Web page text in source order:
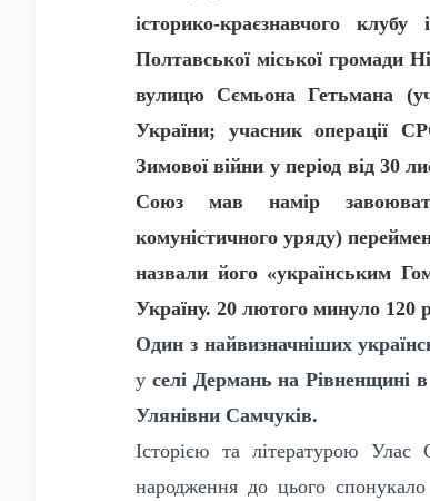
історико-краєзнавчого
Полтавської міської громади
вулицю Сємьона Гетьмана
України; учасник операції
Зимової війни у період від 30
Союз мав намір
комуністичного уряду)
назвали його «українським
Україну. 20 лютого минуло 120
Один з найвизначніших
у селі Дермань на Рівненщині
Улянівни Самчуків.
Історією та літературою
народження до цього